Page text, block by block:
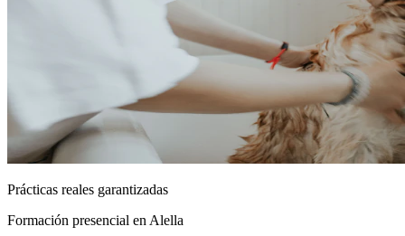
Prácticas reales garantizadas
Formación presencial en Alella